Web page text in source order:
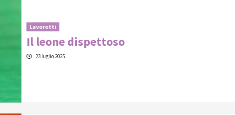
Lavoretti
Il leone dispettoso
23 luglio 2025